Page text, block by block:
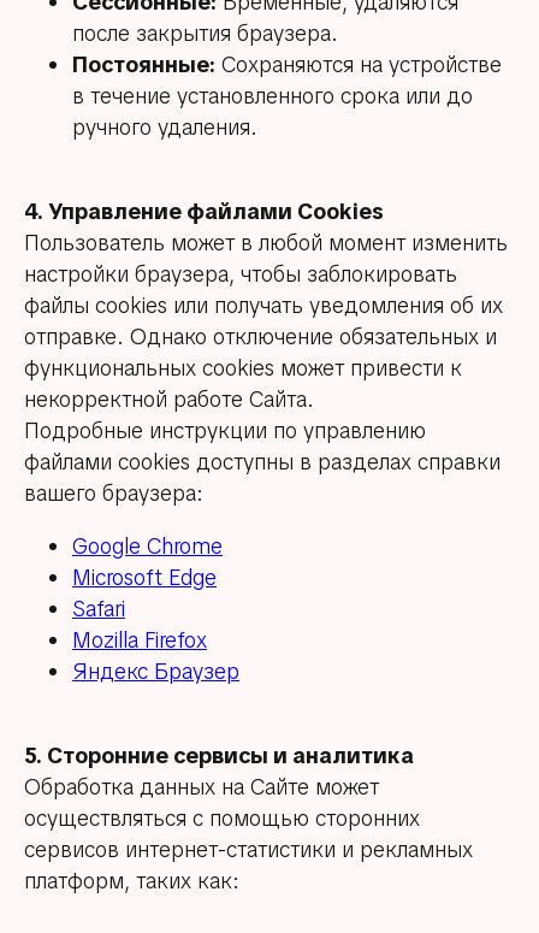
после закрытия браузера.
Постоянные: Сохраняются на устройстве
в течение установленного срока или до
ручного удаления.
4. Управление файлами Cookies
Пользователь может в любой момент изменить
настройки браузера, чтобы заблокировать
файлы cookies или получать уведомления об их
отправке. Однако отключение обязательных и
функциональных cookies может привести к
некорректной работе Сайта.
Подробные инструкции по управлению
файлами cookies доступны в разделах справки
вашего браузера:
Google Chrome
Microsoft Edge
Safari
Mozilla Firefox
Яндекс Браузер
5. Сторонние сервисы и аналитика
Обработка данных на Сайте может
осуществляться с помощью сторонних
сервисов интернет-статистики и рекламных
платформ, таких как: